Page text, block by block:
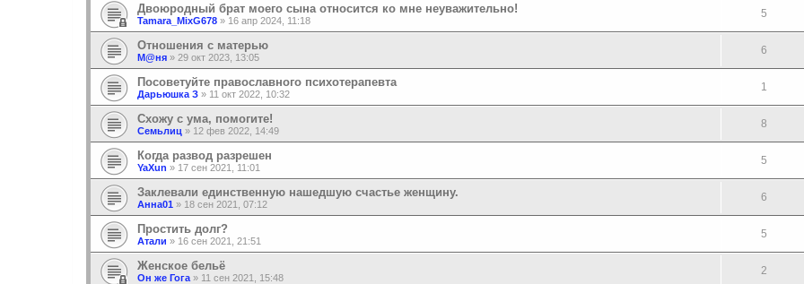
Двоюродный брат моего сына относится ко мне неуважительно!
Tamara_MixG678 » 16 апр 2024, 11:18
5
Отношения с матерью
М@ня » 29 окт 2023, 13:05
6
Посоветуйте православного психотерапевта
Дарьюшка З » 11 окт 2022, 10:32
1
Схожу с ума, помогите!
Семьлиц » 12 фев 2022, 14:49
8
Когда развод разрешен
YaXun » 17 сен 2021, 11:01
5
Заклевали единственную нашедшую счастье женщину.
Анна01 » 18 сен 2021, 07:12
6
Простить долг?
Атали » 16 сен 2021, 21:51
5
Женское бельё
Он же Гога » 11 сен 2021, 15:48
2